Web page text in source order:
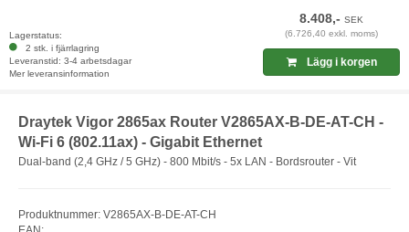
Lagerstatus:
2 stk. i fjärrlagring
Leveranstid: 3-4 arbetsdagar
Mer leveransinformation
8.408,-SEK
(6.726,40 exkl. moms)
Lägg i korgen
Draytek Vigor 2865ax Router V2865AX-B-DE-AT-CH -
Wi-Fi 6 (802.11ax) - Gigabit Ethernet
Dual-band (2,4 GHz / 5 GHz) - 800 Mbit/s - 5x LAN - Bordsrouter - Vit
Produktnummer: V2865AX-B-DE-AT-CH